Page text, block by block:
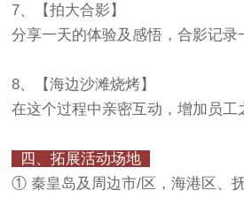
7、【拍大合影】
分享一天的体验及感悟，合影记录
8、【海边沙滩烧烤】
在这个过程中亲密互动，增加员工
四、拓展活动场地
① 秦皇岛及周边市/区，海港区、